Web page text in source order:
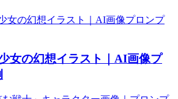
女の幻想イラスト｜AI画像プ